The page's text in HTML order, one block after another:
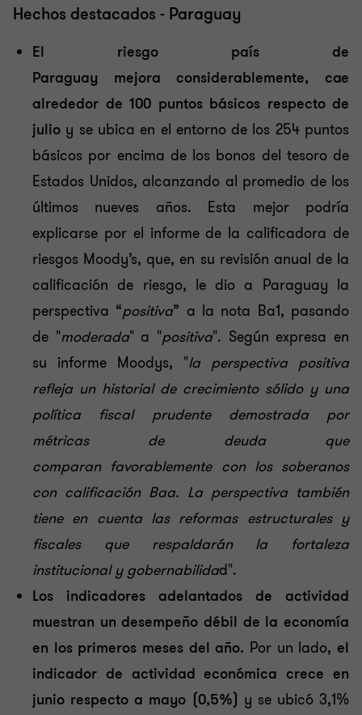
Hechos destacados - Paraguay
El riesgo país de
Paraguay mejora considerablemente, cae
alrededor de 100 puntos básicos respecto de
julio y se ubica en el entorno de los 254 puntos
básicos por encima de los bonos del tesoro de
Estados Unidos, alcanzando al promedio de los
últimos nueves años. Esta mejor podría
explicarse por el informe de la calificadora de
riesgos Moody’s, que, en su revisión anual de la
calificación de riesgo, le dio a Paraguay la
perspectiva “positiva” a la nota Ba1, pasando
de "moderada" a "positiva". Según expresa en
su informe Moodys, "la perspectiva positiva
refleja un historial de crecimiento sólido y una
política fiscal prudente demostrada por
métricas de deuda que
comparan favorablemente con los soberanos
con calificación Baa. La perspectiva también
tiene en cuenta las reformas estructurales y
fiscales que respaldarán la fortaleza
institucional y gobernabilidad".
Los indicadores adelantados de actividad
muestran un desempeño débil de la economía
en los primeros meses del año. Por un lado, el
indicador de actividad económica crece en
junio respecto a mayo (0,5%) y se ubicó 3,1%